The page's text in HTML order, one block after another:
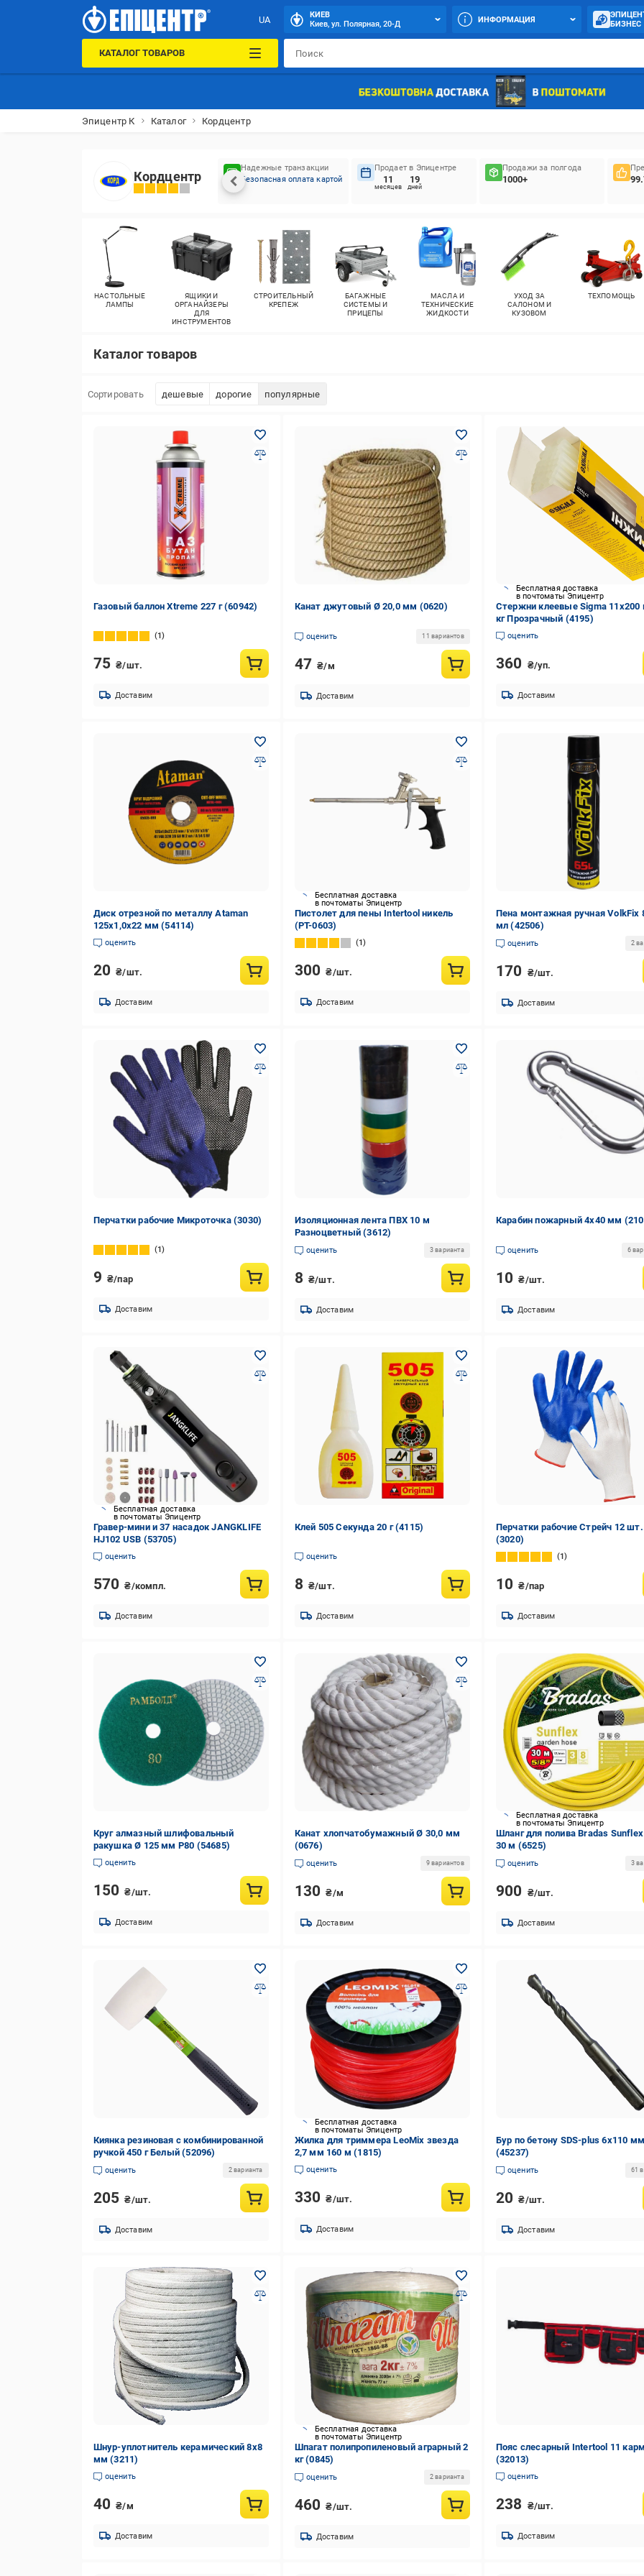
UA
КИЕВ
Киев, ул. Полярная, 20-Д
ИНФОРМАЦИЯ
БИЗНЕС
КАТАЛОГ ТОВАРОВ
Эпицентр К Каталог Кордцентр
Кордцентр
Надежные транзакции
Безопасная оплата картой
Продает в Эпицентре
11
месяцев
19
дней
Продажи за полгода
1000+
НАСТОЛЬНЫЕ
ЛАМПЫ
ЯЩИКИ И
ОРГАНАЙЗЕРЫ
ДЛЯ
ИНСТРУМЕНТОВ
СТРОИТЕЛЬНЫЙ
КРЕПЕЖ
БАГАЖНЫЕ
СИСТЕМЫ И
ПРИЦЕПЫ
МАСЛА И
ТЕХНИЧЕСКИЕ
ЖИДКОСТИ
УХОД ЗА
САЛОНОМ И
КУЗОВОМ
ТЕХПОМОЩЬ
Каталог товаров
Сортировать дешевые дорогие популярные
Газовый баллон Xtreme 227 г (60942)
1
75 ₴/шт.
Доставим
Канат джутовый Ø 20,0 мм (0620)
оценить 11 вариантов
47 ₴/м
Доставим
Бесплатная доставка
в почтоматы Эпицентр
Стержни клеевые Sigma 11х200
кг Прозрачный (4195)
оценить
360 ₴/уп.
Доставим
Диск отрезной по металлу Ataman
125х1,0х22 мм (54114)
оценить
20 ₴/шт.
Доставим
Бесплатная доставка
в почтоматы Эпицентр
Пистолет для пены Intertool никель
(PT-0603)
1
300 ₴/шт.
Доставим
Пена монтажная ручная VolkFix
мл (42506)
оценить 2
170 ₴/шт.
Доставим
Перчатки рабочие Микроточка (3030)
1
9 ₴/пар
Доставим
Изоляционная лента ПВХ 10 м
Разноцветный (3612)
оценить 3 варианта
8 ₴/шт.
Доставим
Карабин пожарный 4х40 мм
оценить 6
10 ₴/шт.
Доставим
Бесплатная доставка
в почтоматы Эпицентр
Гравер-мини и 37 насадок JANGKLIFE
HJ102 USB (53705)
оценить
570 ₴/компл.
Доставим
Клей 505 Секунда 20 г (4115)
оценить
8 ₴/шт.
Доставим
Перчатки рабочие Стрейч 12 шт.
(3020)
1
10 ₴/пар
Доставим
Круг алмазный шлифовальный
ракушка Ø 125 мм Р80 (54685)
оценить
150 ₴/шт.
Доставим
Канат хлопчатобумажный Ø 30,0 мм
(0676)
оценить 9 вариантов
130 ₴/м
Доставим
Бесплатная доставка
в почтоматы Эпицентр
Шланг для полива Bradas
30 м (6525)
оценить 3
900 ₴/шт.
Доставим
Киянка резиновая с комбинированной
ручкой 450 г Белый (52096)
оценить 2 варианта
205 ₴/шт.
Доставим
Бесплатная доставка
в почтоматы Эпицентр
Жилка для триммера LeoMix звезда
2,7 мм 160 м (1815)
оценить
330 ₴/шт.
Доставим
Бур по бетону SDS-plus 6х110 мм
(45237)
оценить 61
20 ₴/шт.
Доставим
Шнур-уплотнитель керамический 8х8
мм (3211)
оценить
40 ₴/м
Доставим
Бесплатная доставка
в почтоматы Эпицентр
Шпагат полипропиленовый аграрный 2
кг (0845)
оценить 2 варианта
460 ₴/шт.
Доставим
Пояс слесарный Intertool 11
(32013)
оценить
238 ₴/шт.
Доставим